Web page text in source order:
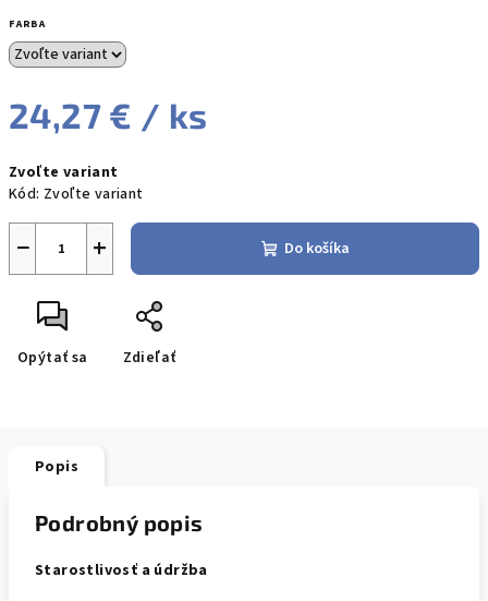
FARBA
24,27 € / ks
cena:
Zvoľte variant
Kód: Zvoľte variant
+
− Do košíka
Opýtať sa Zdieľať
Popis
Podrobný popis
Starostlivosť a údržba